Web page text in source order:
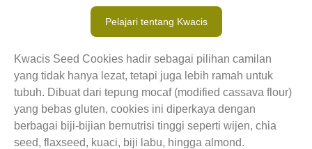
Pelajari tentang Kwacis
Kwacis Seed Cookies hadir sebagai pilihan camilan
yang tidak hanya lezat, tetapi juga lebih ramah untuk
tubuh. Dibuat dari tepung mocaf (modified cassava flour)
yang bebas gluten, cookies ini diperkaya dengan
berbagai biji-bijian bernutrisi tinggi seperti wijen, chia
seed, flaxseed, kuaci, biji labu, hingga almond.